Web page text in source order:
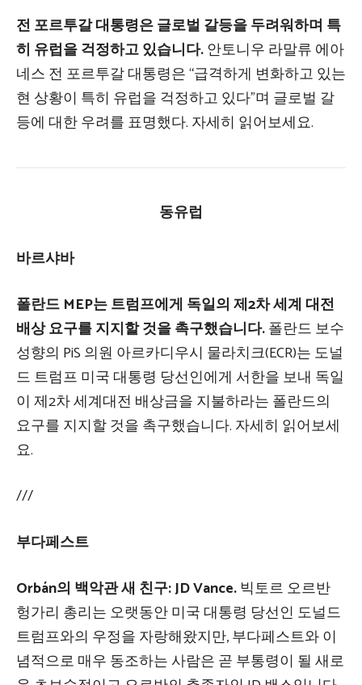
전 포르투갈 대통령은 글로벌 갈등을 두려워하며 특
히 유럽을 걱정하고 있습니다.안토니우 라말류 에아
네스 전 포르투갈 대통령은 “급격하게 변화하고 있는
현 상황이 특히 유럽을 걱정하고 있다”며 글로벌 갈
등에 대한 우려를 표명했다. 자세히 읽어보세요.
동유럽
바르샤바
폴란드 MEP는 트럼프에게 독일의 제2차 세계 대전
배상 요구를 지지할 것을 촉구했습니다.폴란드 보수
성향의 PiS 의원 아르카디우시 물라치크(ECR)는 도널
드 트럼프 미국 대통령 당선인에게 서한을 보내 독일
이 제2차 세계대전 배상금을 지불하라는 폴란드의
요구를 지지할 것을 촉구했습니다. 자세히 읽어보세
요.
///
부다페스트
Orbán의 백악관 새 친구: JD Vance. 빅토르 오르반
헝가리 총리는 오랫동안 미국 대통령 당선인 도널드
트럼프와의 우정을 자랑해왔지만, 부다페스트와 이
념적으로 매우 동조하는 사람은 곧 부통령이 될 새로